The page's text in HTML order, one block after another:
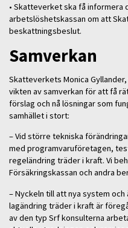
• Skatteverket ska få
arbetslöshetskassan om att
beskattningsbeslut.
Samverkan
Skatteverkets Monica
vikten av samverkan för att få
förslag och nå lösningar som
samhället i stort:
– Vid större tekniska
med programvaruföretagen,
regeländring träder i kraft. Vi
Försäkringskassan och andra
– Nyckeln till att nya system
lagändring träder i kraft är
av den typ Srf konsulterna